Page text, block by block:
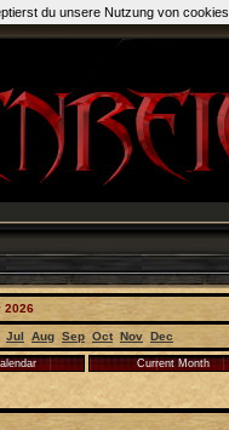
2026
Jul Aug Sep Oct Nov Dec
du unsere Nutzung von cookies.